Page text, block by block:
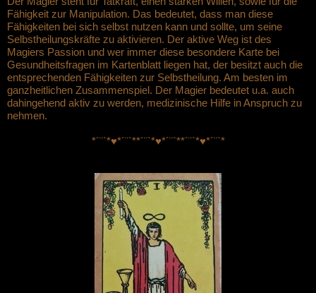
Fähigkeit zur Manipulation. Das bedeutet, dass man diese
Fähigkeiten bei sich selbst nutzen kann und sollte, um seine
Selbstheilungskräfte zu aktivieren. Der aktive Weg ist des
Magiers Passion und wer immer diese besondere Karte bei
Gesundheitsfragen im Kartenblatt liegen hat, der besitzt auch die
entsprechenden Fähigkeiten zur Selbstheilung. Am besten im
ganzheitlichen Zusammenspiel. Der Magier bedeutet u.a. auch
dahingehend aktiv zu werden, medizinische Hilfe in Anspruch zu
nehmen.
*´¨`*♥*´¨`**´¨`*♥*´¨`**´¨`*♥*´¨`*